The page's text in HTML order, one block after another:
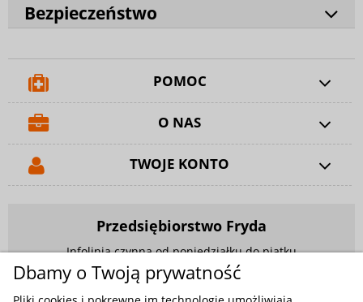
Bezpieczeństwo
POMOC
O NAS
TWOJE KONTO
Przedsiębiorstwo Fryda
Infolinia czynna od poniedziałku do piątku
w godzinach 9.00 - 17.00
881 703 704
Dbamy o Twoją prywatność